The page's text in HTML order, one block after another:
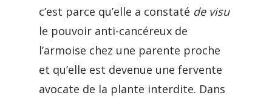
c’est parce qu’elle a constaté de visu
le pouvoir anti-cancéreux de
l’armoise chez une parente proche
et qu’elle est devenue une fervente
avocate de la plante interdite. Dans